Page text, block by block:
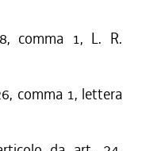
comma 1, L. R.
comma 1, lettera